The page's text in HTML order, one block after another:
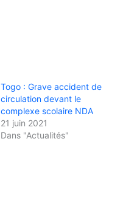
Togo : Grave accident de
circulation devant le
complexe scolaire NDA
21 juin 2021
Dans "Actualités"